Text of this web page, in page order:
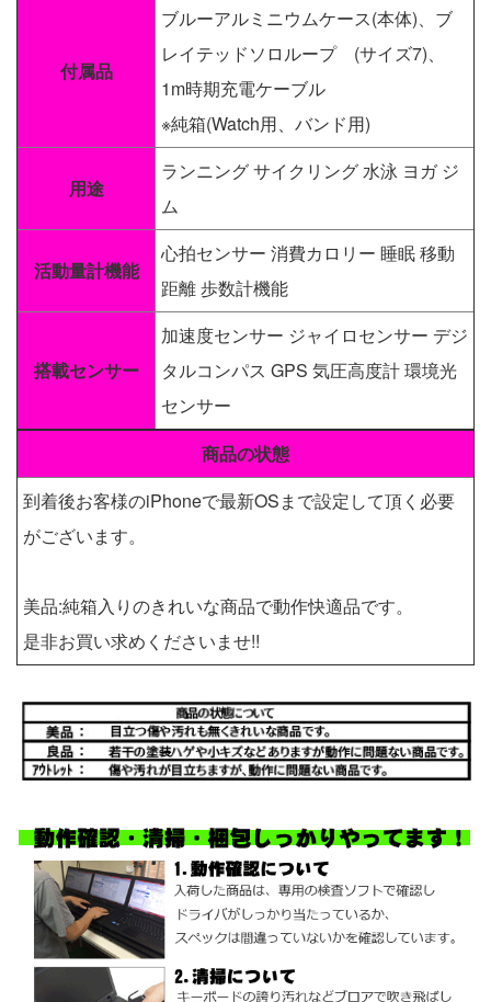
付属品
ブルーアルミニウムケース(本体)、ブ
レイテッドソロループ (サイズ7)、
1m時期充電ケーブル
※純箱(Watch用、バンド用)
用途
ランニング サイクリング 水泳 ヨガ ジ
ム
活動量計機能
心拍センサー 消費カロリー 睡眠 移動
距離 歩数計機能
搭載センサー
加速度センサー ジャイロセンサー デジ
タルコンパス GPS 気圧高度計 環境光
センサー
商品の状態
到着後お客様のiPhoneで最新OSまで設定して頂く必要
がございます。
美品:純箱入りのきれいな商品で動作快適品です。
是非お買い求めくださいませ!!